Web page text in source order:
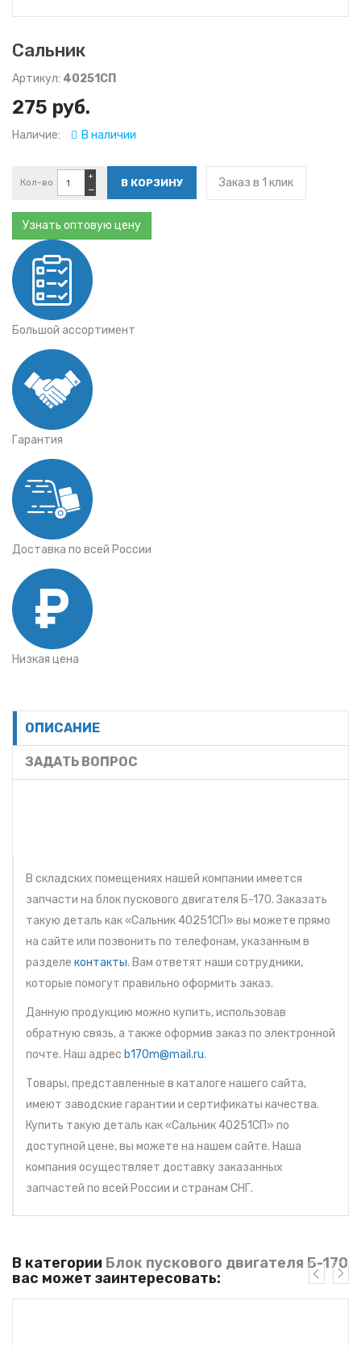
Сальник
Артикул: 40251СП
275 руб.
Наличие: В наличии
Кол-во
−
+ Заказ в 1 клик
Узнать оптовую цену
Большой ассортимент
Гарантия
Доставка по всей России
Низкая цена
ОПИСАНИЕ
ЗАДАТЬ ВОПРОС
В складских помещениях нашей компании имеется
запчасти на блок пускового двигателя Б-170. Заказать
такую деталь как «Сальник 40251СП» вы можете прямо
на сайте или позвонить по телефонам, указанным в
разделе контакты. Вам ответят наши сотрудники,
которые помогут правильно оформить заказ.
Данную продукцию можно купить, использовав
обратную связь, а также оформив заказ по электронной
почте. Наш адрес b170m@mail.ru.
Товары, представленные в каталоге нашего сайта,
имеют заводские гарантии и сертификаты качества.
Купить такую деталь как «Сальник 40251СП» по
доступной цене, вы можете на нашем сайте. Наша
компания осуществляет доставку заказанных
запчастей по всей России и странам СНГ.
В категории Блок пускового двигателя Б-170
вас может заинтересовать: